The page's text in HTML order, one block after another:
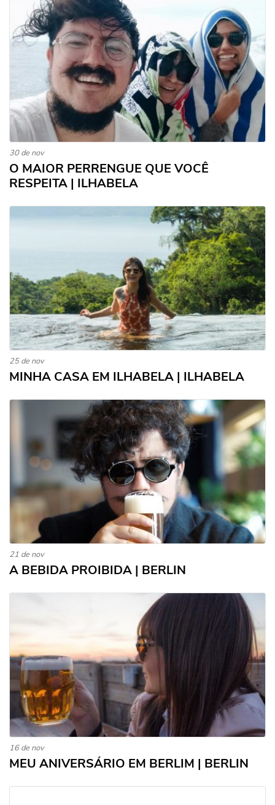
30 de nov
O MAIOR PERRENGUE QUE VOCÊ
RESPEITA | ILHABELA
25 de nov
MINHA CASA EM ILHABELA | ILHABELA
21 de nov
A BEBIDA PROIBIDA | BERLIN
16 de nov
MEU ANIVERSÁRIO EM BERLIM | BERLIN